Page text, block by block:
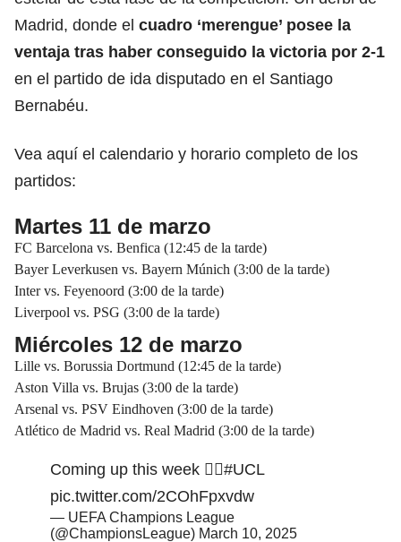
Madrid, donde el cuadro ‘merengue’ posee la
ventaja tras haber conseguido la victoria por 2-1
en el partido de ida disputado en el Santiago
Bernabéu.
Vea aquí el calendario y horario completo de los
partidos:
Martes 11 de marzo
FC Barcelona vs. Benfica (12:45 de la tarde)
Bayer Leverkusen vs. Bayern Múnich (3:00 de la tarde)
Inter vs. Feyenoord (3:00 de la tarde)
Liverpool vs. PSG (3:00 de la tarde)
Miércoles 12 de marzo
Lille vs. Borussia Dortmund (12:45 de la tarde)
Aston Villa vs. Brujas (3:00 de la tarde)
Arsenal vs. PSV Eindhoven (3:00 de la tarde)
Atlético de Madrid vs. Real Madrid (3:00 de la tarde)
Coming up this week 😮‍💨#UCL
pic.twitter.com/2COhFpxvdw
— UEFA Champions League
(@ChampionsLeague) March 10, 2025